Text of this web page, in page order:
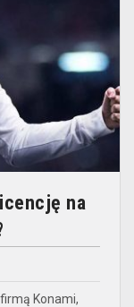
na
Konami,